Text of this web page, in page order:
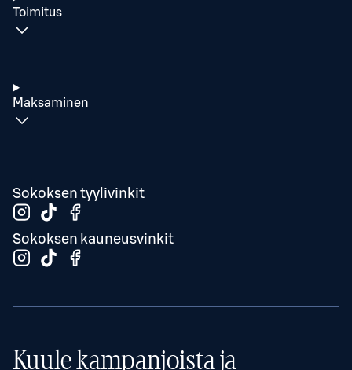
Toimitus
Maksaminen
Sokoksen tyylivinkit
Sokoksen kauneusvinkit
Kuule kampanjoista ja